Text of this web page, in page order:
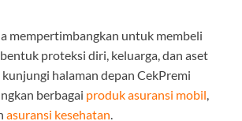
mempertimbangkan untuk membeli
proteksi diri, keluarga, dan aset
halaman depan CekPremi
berbagai produk asuransi mobil
asuransi kesehatan